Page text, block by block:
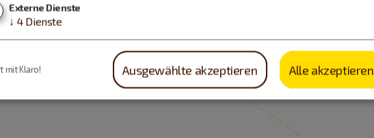
Externe Dienste
↓ 4 Dienste
Ausgewählte akzeptieren Alle akzeptieren
mit Klaro!